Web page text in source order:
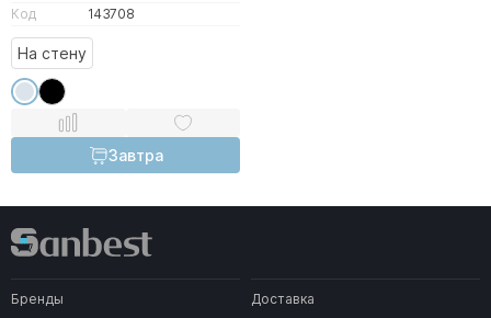
Код
143708
На стену
Завтра
Бренды Доставка